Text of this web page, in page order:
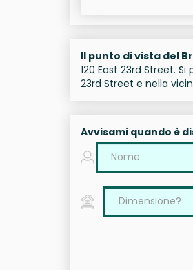
Il punto di vista del
120 East 23rd Street.
23rd Street e nella
Avvisami quando è